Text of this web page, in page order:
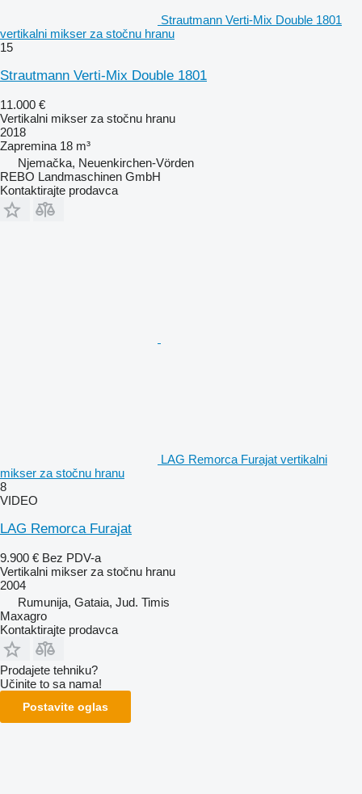
Strautmann Verti-Mix Double 1801
vertikalni mikser za stočnu hranu
15
Strautmann Verti-Mix Double 1801
11.000 €
Vertikalni mikser za stočnu hranu
2018
Zapremina 18 m³
Njemačka, Neuenkirchen-Vörden
REBO Landmaschinen GmbH
Kontaktirajte prodavca
LAG Remorca Furajat vertikalni
mikser za stočnu hranu
8
VIDEO
LAG Remorca Furajat
9.900 € Bez PDV-a
Vertikalni mikser za stočnu hranu
2004
Rumunija, Gataia, Jud. Timis
Maxagro
Kontaktirajte prodavca
Prodajete tehniku?
Učinite to sa nama!
Postavite oglas